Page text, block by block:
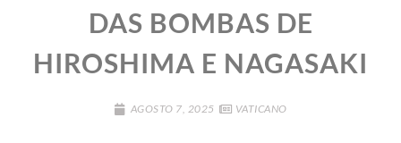
DAS BOMBAS DE
HIROSHIMA E NAGASAKI
AGOSTO 7, 2025 VATICANO